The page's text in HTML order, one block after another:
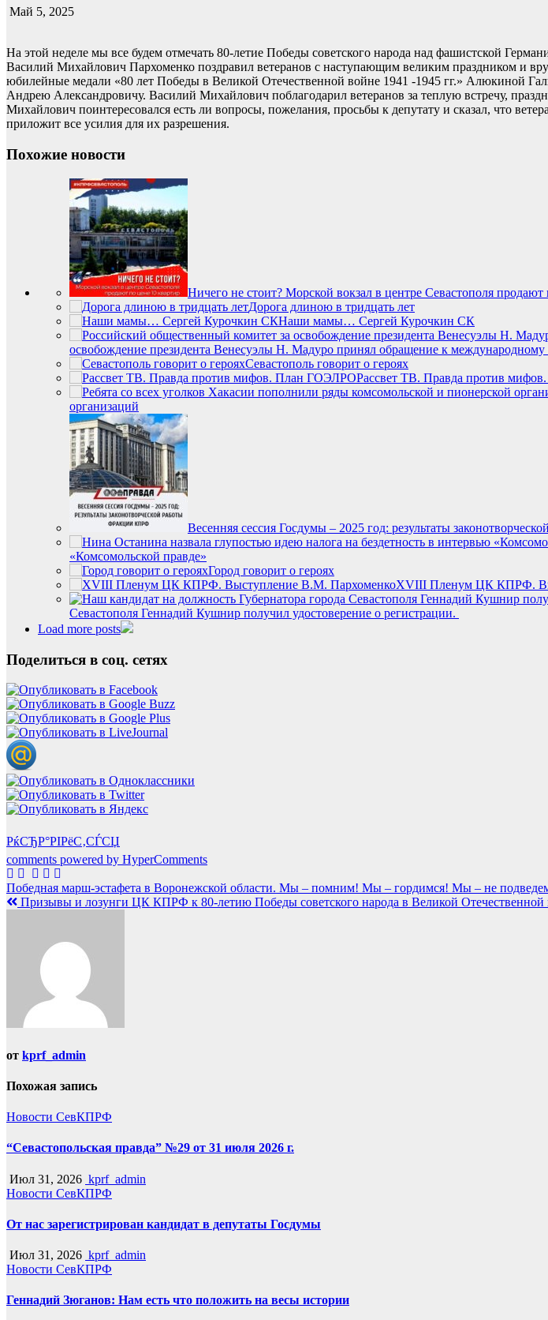
Май 5, 2025
На этой неделе мы все будем отмечать 80-летие Победы советского народа над фашистской
Василий Михайлович Пархоменко поздравил ветеранов с наступающим великим праздником и
юбилейные медали «80 лет Победы в Великой Отечественной войне 1941 -1945 гг.» Алюкиной
Андрею Александровичу. Василий Михайлович поблагодарил ветеранов за теплую встречу,
Михайлович поинтересовался есть ли вопросы, пожелания, просьбы к депутату и сказал, что
приложит все усилия для их разрешения.
Похожие новости
Ничего не стоит? Морской вокзал в центре Севастополя продают
Дорога длиною в тридцать лет
Наши мамы… Сергей Курочкин СК
освобождение президента Венесуэлы Н. Мадуро принял обращение к международному
Севастополь говорит о героях
Рассвет ТВ. Правда против
организаций
Весенняя сессия Госдумы – 2025 год: результаты
«Комсомольской правде»
Город говорит о героях
XVIII Пленум ЦК КПРФ.
Севастополя Геннадий Кушнир получил удостоверение о регистрации.
Load more posts
Поделиться в соц. сетях
РќСЂР°РІРёС‚СЃСЏ
comments powered by HyperComments
Навигация
по
Победная марш-эстафета в Воронежской области. Мы – помним! Мы – гордимся! Мы – не
Призывы и лозунги ЦК КПРФ к 80-летию Победы советского народа в Великой Отечественной
от kprf_admin
Похожая запись
Новости СевКПРФ
“Севастопольская правда” №29 от 31 июля 2026 г.
Июл 31, 2026 kprf_admin
Новости СевКПРФ
От нас зарегистрирован кандидат в депутаты Госдумы
Июл 31, 2026 kprf_admin
Новости СевКПРФ
Геннадий Зюганов: Нам есть что положить на весы истории